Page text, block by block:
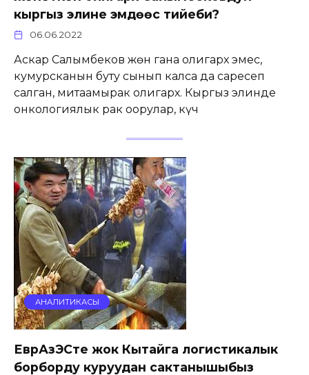
кыргыз элине эмдөөсү тийеби?
06.06.2022
Аскар Салымбеков жөн гана олигарх эмес,
кумурсканын буту сынып калса да саресеп
салган, митаамырак олигарх. Кыргыз элинде
онкологиялык рак оорулар, күч
АНАЛИТИКАСЫ
ЕврАзЭСте жок Кытайга логистикалык
борборду куруудан сактанышыбыз